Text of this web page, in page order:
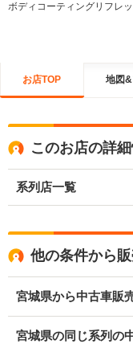
ボディコーティングリフレ
お店TOP 地図
このお店の詳
系列店一覧
他の条件から
宮城県から中古車販
宮城県の同じ系列の